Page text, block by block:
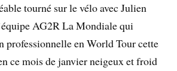
tourné sur le vélo avec Julien
AG2R La Mondiale qui
professionnelle en World Tour cette
ce mois de janvier neigeux et froid